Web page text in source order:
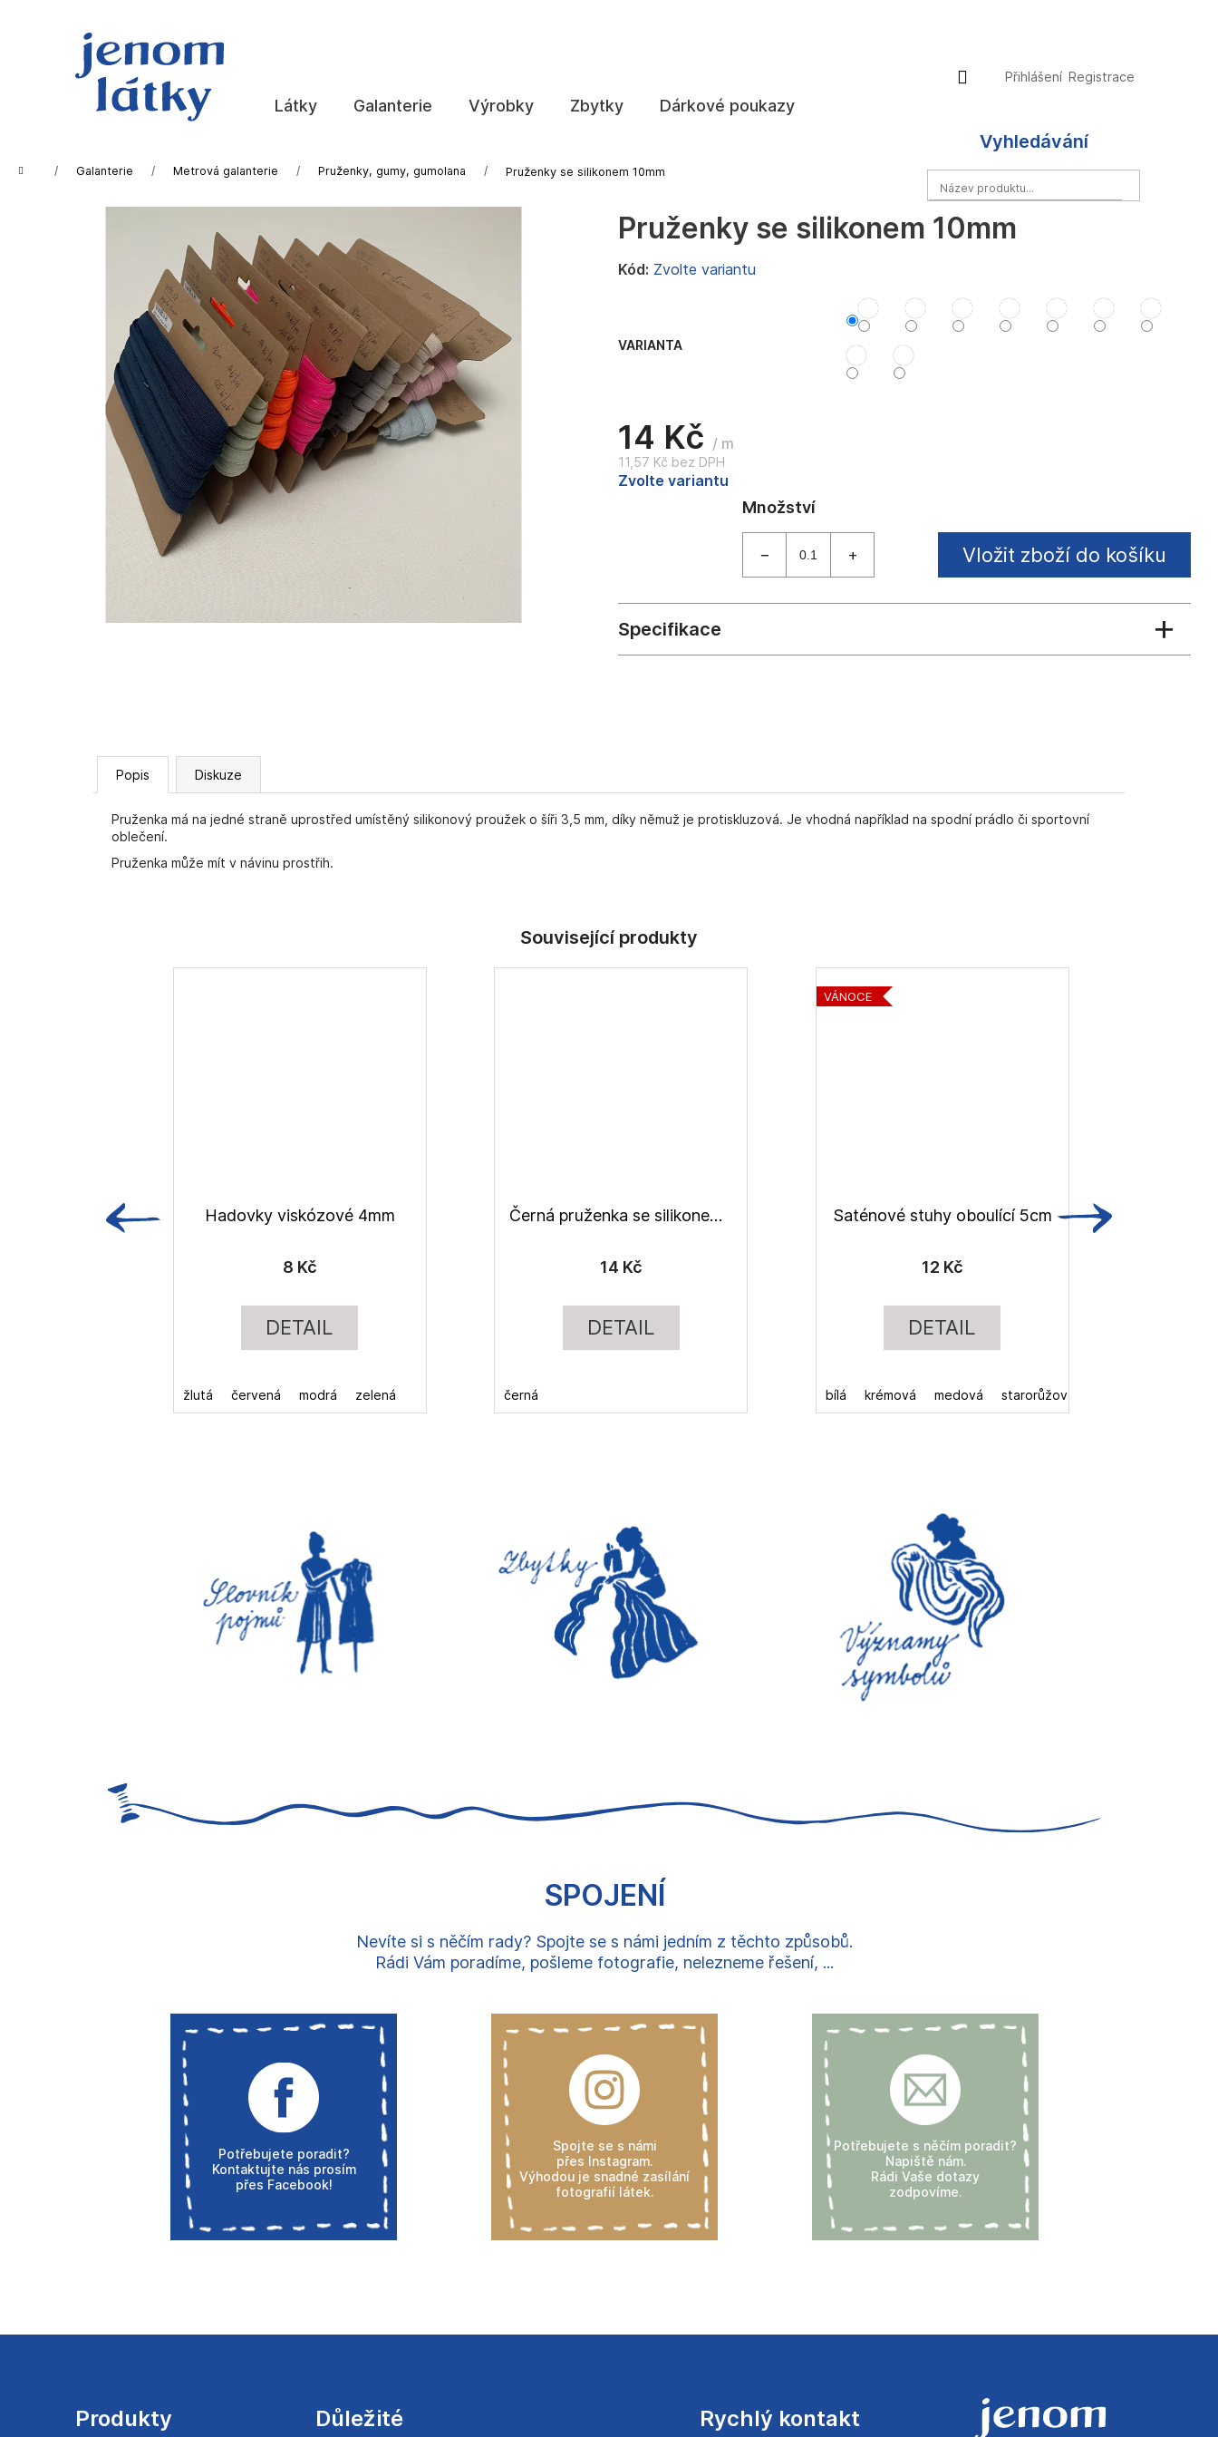
Látky Galanterie Výrobky Zbytky Dárkové poukazy
Přihlášení
Přihlášení Registrace
Vyhledávání
Domů Galanterie Metrová galanterie Pruženky, gumy, gumolana Pruženky se silikonem 10mm
Pruženky se silikonem 10mm
Kód: Zvolte variantu
VARIANTA
14 Kč / m
11,57 Kč bez DPH
Měrná
Zvolte variantu
Vložit zboží do košíku
Popis Diskuze
Pruženka má na jedné straně uprostřed umístěný silikonový proužek o šíři 3,5 mm, díky němuž je protiskluzová. Je vhodná například na spodní prádlo či sportovní
oblečení.
Pruženka může mít v návinu prostřih.
Hadovky viskózové 4mm
8 Kč
DETAIL
žlutá červená modrá zelená
Černá pruženka se silikonem 10mm
14 Kč
DETAIL
černá
VÁNOCE
Saténové stuhy oboulící 5cm
12 Kč
DETAIL
bílá krémová medová starorůžová
SPOJENÍ
Nevíte si s něčím rady? Spojte se s námi jedním z těchto způsobů.
Rádi Vám poradíme, pošleme fotografie, nelezneme řešení, ...
Potřebujete poradit?
Kontaktujte nás prosím
přes Facebook!
Spojte se s námi
přes Instagram.
Výhodou je snadné zasílání
fotografií látek.
Potřebujete s něčím poradit?
Napiště nám.
Rádi Vaše dotazy
zodpovíme.
Zpět
Zpět
Co potřebujete najít?
HLEDAT
Produkty Důležité Rychlý kontakt